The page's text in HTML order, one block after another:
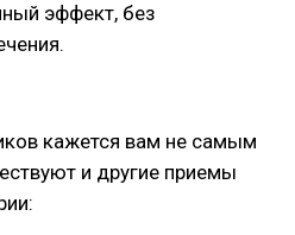
эффект, без
кажется вам не самым
и другие приемы